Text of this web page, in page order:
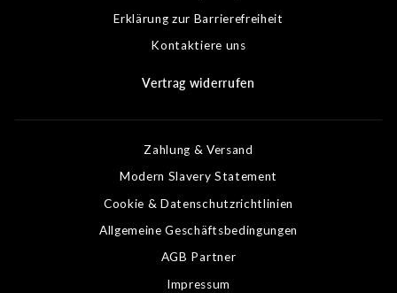
Erklärung zur Barrierefreiheit
Kontaktiere uns
Vertrag widerrufen
Zahlung & Versand
Modern Slavery Statement
Cookie & Datenschutzrichtlinien
Allgemeine Geschäftsbedingungen
AGB Partner
Impressum